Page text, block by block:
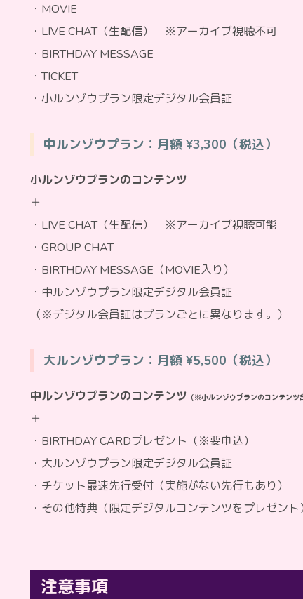
・MOVIE
・LIVE CHAT（生配信） ※アーカイブ視聴不可
・BIRTHDAY MESSAGE
・TICKET
・小ルンゾウプラン限定デジタル会員証
中ルンゾウプラン：月額 ¥3,300（税込）
小ルンゾウプランのコンテンツ
＋
・ LIVE CHAT（生配信） ※アーカイブ視聴可能
・GROUP CHAT
・BIRTHDAY MESSAGE（MOVIE入り）
・中ルンゾウプラン限定デジタル会員証
（※デジタル会員証はプランごとに異なります。）
大ルンゾウプラン：月額 ¥5,500（税込）
中ルンゾウプランのコンテンツ （※小ルンゾウプランのコンテンツ
＋
・BIRTHDAY CARDプレゼント（※要申込）
・大ルンゾウプラン限定デジタル会員証
・チケット最速先行受付（実施がない先行もあり）
・その他特典（限定デジタルコンテンツをプレゼント）
注意事項